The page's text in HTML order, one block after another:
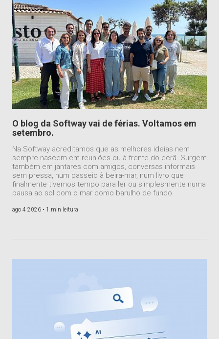
O blog da Softway vai de férias. Voltamos em
setembro.
Na Softway acreditamos que as melhores ideias nem
sempre nascem em reuniões ou à frente do ecrã. Surgem
também em jantares com amigos, conversas informais
sem pressa, num passeio à beira-mar, num livro que
finalmente tivemos tempo para ler ou simplesmente numa
pausa ao sol com o mar como barulho de fundo.
ago 4 2026 • 1 min leitura